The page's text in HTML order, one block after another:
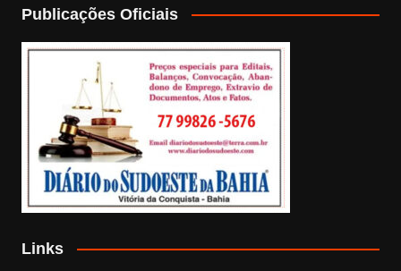
Publicações Oficiais
Links